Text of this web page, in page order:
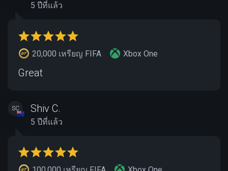
5 ปีที่แล้ว
20,000 เหรียญ FIFA Xbox One
Great
SC Shiv C.
5 ปีที่แล้ว